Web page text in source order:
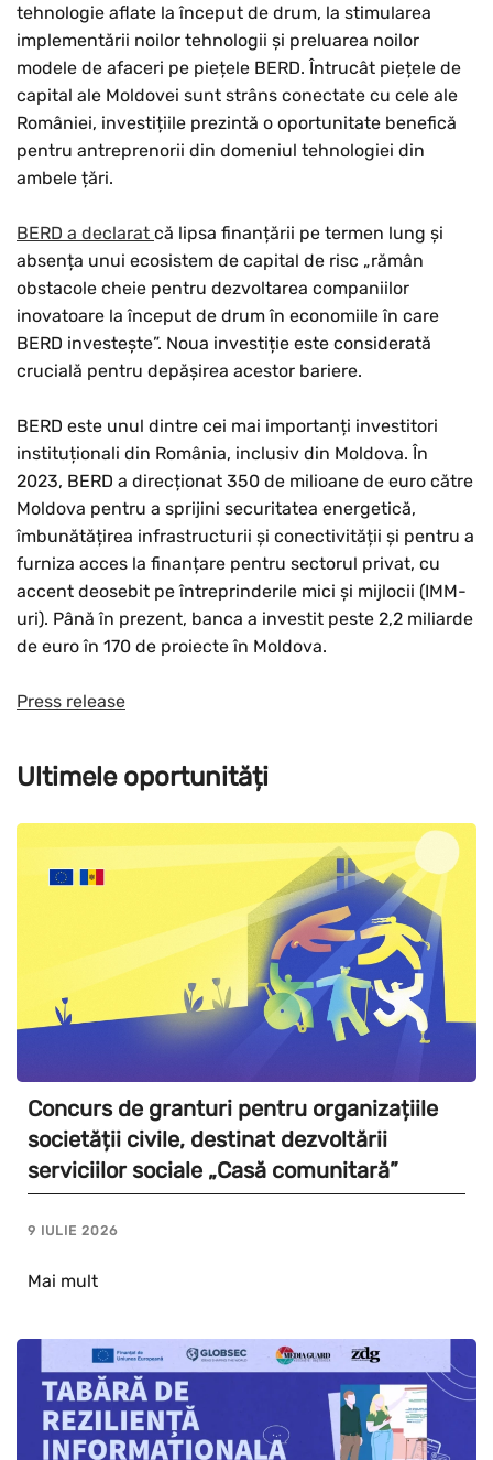
tehnologie aflate la început de drum, la stimularea
implementării noilor tehnologii și preluarea noilor
modele de afaceri pe piețele BERD. Întrucât piețele de
capital ale Moldovei sunt strâns conectate cu cele ale
României, investițiile prezintă o oportunitate benefică
pentru antreprenorii din domeniul tehnologiei din
ambele țări.
BERD a declarat că lipsa finanțării pe termen lung și
absența unui ecosistem de capital de risc „rămân
obstacole cheie pentru dezvoltarea companiilor
inovatoare la început de drum în economiile în care
BERD investește”. Noua investiție este considerată
crucială pentru depășirea acestor bariere.
BERD este unul dintre cei mai importanți investitori
instituționali din România, inclusiv din Moldova. În
2023, BERD a direcționat 350 de milioane de euro către
Moldova pentru a sprijini securitatea energetică,
îmbunătățirea infrastructurii și conectivității și pentru a
furniza acces la finanțare pentru sectorul privat, cu
accent deosebit pe întreprinderile mici și mijlocii (IMM-
uri). Până în prezent, banca a investit peste 2,2 miliarde
de euro în 170 de proiecte în Moldova.
Press release
Ultimele oportunități
Concurs de granturi pentru organizațiile
societății civile, destinat dezvoltării
serviciilor sociale „Casă comunitară”
9 IULIE 2026
Mai mult